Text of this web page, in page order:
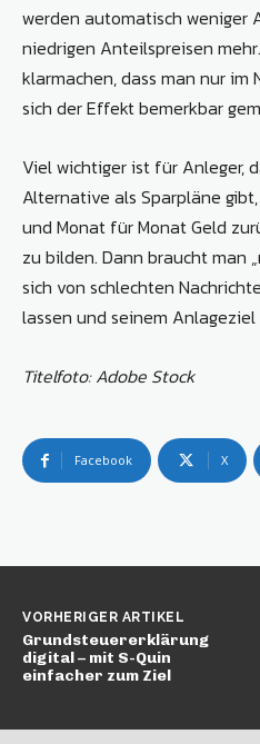
werden automatisch weniger
niedrigen Anteilspreisen
klarmachen, dass man nur im
sich der Effekt bemerkbar
Viel wichtiger ist für Anleger,
Alternative als Sparpläne
und Monat für Monat Geld
zu bilden. Dann braucht man
sich von schlechten
lassen und seinem
Titelfoto: Adobe Stock
Facebook X
VORHERIGER ARTIKEL
Grundsteuererklärung
digital – mit S-Quin
einfacher zum Ziel